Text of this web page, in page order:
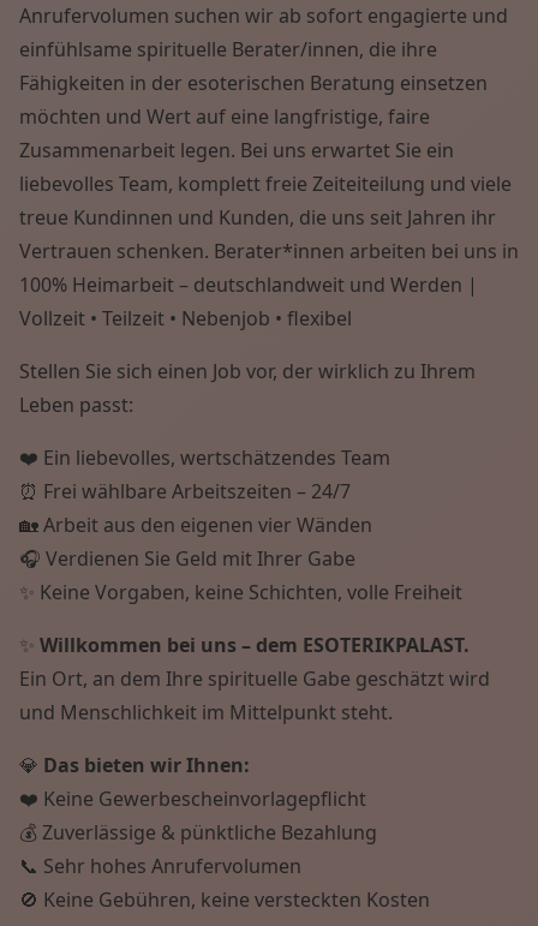
Anrufervolumen suchen wir ab sofort engagierte und
einfühlsame spirituelle Berater/innen, die ihre
Fähigkeiten in der esoterischen Beratung einsetzen
möchten und Wert auf eine langfristige, faire
Zusammenarbeit legen. Bei uns erwartet Sie ein
liebevolles Team, komplett freie Zeiteiteilung und viele
treue Kundinnen und Kunden, die uns seit Jahren ihr
Vertrauen schenken. Berater*innen arbeiten bei uns in
100% Heimarbeit – deutschlandweit und Werden |
Vollzeit • Teilzeit • Nebenjob • flexibel
Stellen Sie sich einen Job vor, der wirklich zu Ihrem
Leben passt:
❤️ Ein liebevolles, wertschätzendes Team
⏰ Frei wählbare Arbeitszeiten – 24/7
🏡 Arbeit aus den eigenen vier Wänden
🎧 Verdienen Sie Geld mit Ihrer Gabe
✨ Keine Vorgaben, keine Schichten, volle Freiheit
✨ Willkommen bei uns – dem ESOTERIKPALAST.
Ein Ort, an dem Ihre spirituelle Gabe geschätzt wird
und Menschlichkeit im Mittelpunkt steht.
💎 Das bieten wir Ihnen:
❤️ Keine Gewerbescheinvorlagepflicht
💰 Zuverlässige & pünktliche Bezahlung
📞 Sehr hohes Anrufervolumen
🚫 Keine Gebühren, keine versteckten Kosten